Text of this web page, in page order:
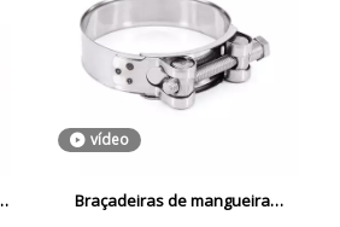
vídeo
Braçadeiras de mangueira